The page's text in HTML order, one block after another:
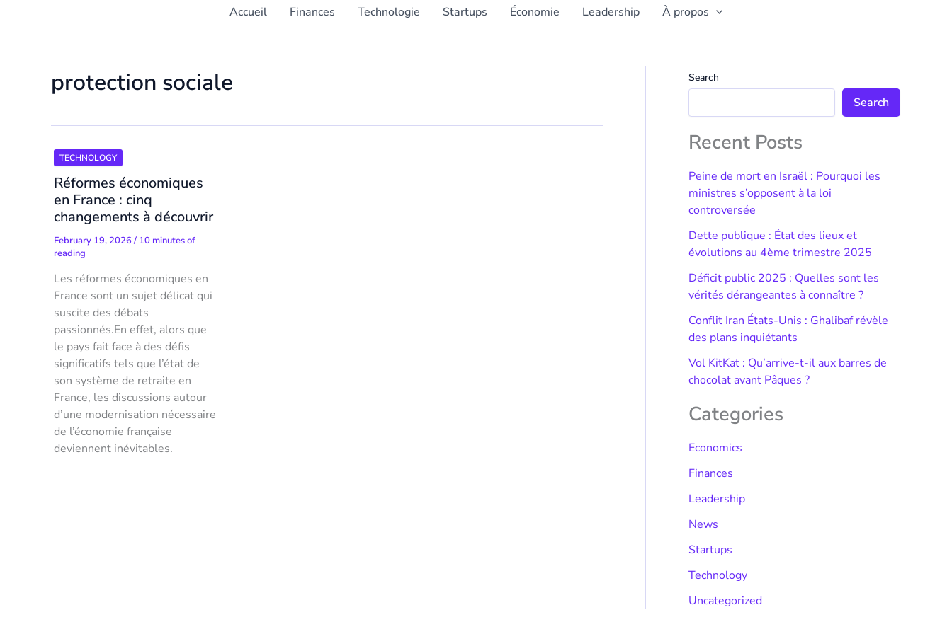
Accueil Finances Technologie Startups Économie Leadership À propos
protection sociale
TECHNOLOGY
Réformes économiques
en France : cinq
changements à découvrir
February 19, 2026/ 10 minutes of
reading
Les réformes économiques en
France sont un sujet délicat qui
suscite des débats
passionnés.En effet, alors que
le pays fait face à des défis
significatifs tels que l’état de
son système de retraite en
France, les discussions autour
d’une modernisation nécessaire
de l’économie française
deviennent inévitables.
Search
Search
Recent Posts
Peine de mort en Israël : Pourquoi les
ministres s’opposent à la loi
controversée
Dette publique : État des lieux et
évolutions au 4ème trimestre 2025
Déficit public 2025 : Quelles sont les
vérités dérangeantes à connaître ?
Conflit Iran États-Unis : Ghalibaf révèle
des plans inquiétants
Vol KitKat : Qu’arrive-t-il aux barres de
chocolat avant Pâques ?
Categories
Economics
Finances
Leadership
News
Startups
Technology
Uncategorized